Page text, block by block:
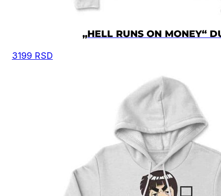
„HELL RUNS ON MONEY“
3199 RSD